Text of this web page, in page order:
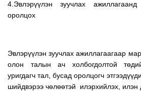
4.Эвлэрүүлэн зуучлах
оролцох
Эвлэрүүлэн зуучлах ажиллагаагаар
олон талын ач холбогдолтой
уригдагч тал, бусад оролцогч
шийдвэрээ чөлөөтэй илэрхийлэх, илэн